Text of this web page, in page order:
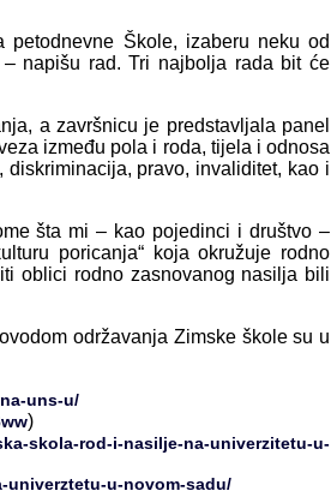
petodnevne Škole, izaberu neku od
napišu rad. Tri najbolja rada bit će
a završnicu je predstavljala panel
između pola i roda, tijela i odnosa
pravo, invaliditet, kao i
šta mi – kao pojedinci i društvo –
poricanja“ koja okružuje rodno
oblici rodno zasnovanog nasilja bili
održavanja Zimske škole su u
uns-u/
)
skola-rod-i-nasilje-na-univerzitetu-u-
u-novom-sadu/